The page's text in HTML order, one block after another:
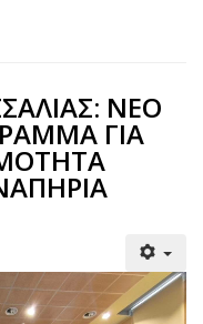
ΝΕΟ
ΓΙΑ